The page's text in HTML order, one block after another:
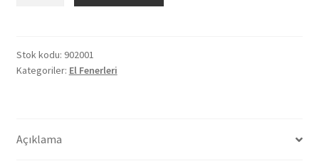
LED
EL
Stok kodu: 902001
Kategoriler: El Fenerleri
Açıklama